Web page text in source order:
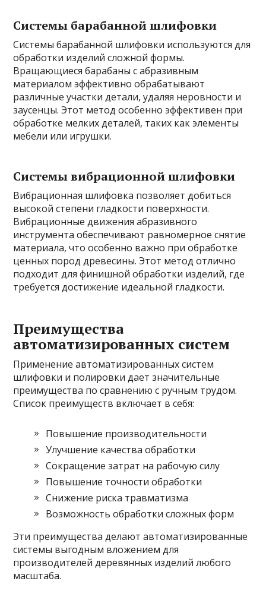
Системы барабанной шлифовки
Системы барабанной шлифовки используются для
обработки изделий сложной формы.
Вращающиеся барабаны с абразивным
материалом эффективно обрабатывают
различные участки детали, удаляя неровности и
заусенцы. Этот метод особенно эффективен при
обработке мелких деталей, таких как элементы
мебели или игрушки.
Системы вибрационной шлифовки
Вибрационная шлифовка позволяет добиться
высокой степени гладкости поверхности.
Вибрационные движения абразивного
инструмента обеспечивают равномерное снятие
материала, что особенно важно при обработке
ценных пород древесины. Этот метод отлично
подходит для финишной обработки изделий, где
требуется достижение идеальной гладкости.
Преимущества
автоматизированных систем
Применение автоматизированных систем
шлифовки и полировки дает значительные
преимущества по сравнению с ручным трудом.
Список преимуществ включает в себя:
Повышение производительности
Улучшение качества обработки
Сокращение затрат на рабочую силу
Повышение точности обработки
Снижение риска травматизма
Возможность обработки сложных форм
Эти преимущества делают автоматизированные
системы выгодным вложением для
производителей деревянных изделий любого
масштаба.